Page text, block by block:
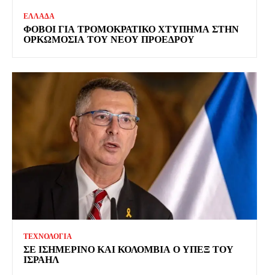
ΕΛΛΑΔΑ
ΦΟΒΟΙ ΓΙΑ ΤΡΟΜΟΚΡΑΤΙΚΟ ΧΤΥΠΗΜΑ ΣΤΗΝ
ΟΡΚΩΜΟΣΙΑ ΤΟΥ ΝΕΟΥ ΠΡΟΕΔΡΟΥ
ΤΕΧΝΟΛΟΓΙΑ
ΣΕ ΙΣΗΜΕΡΙΝΟ ΚΑΙ ΚΟΛΟΜΒΙΑ Ο ΥΠΕΞ ΤΟΥ
ΙΣΡΑΗΛ